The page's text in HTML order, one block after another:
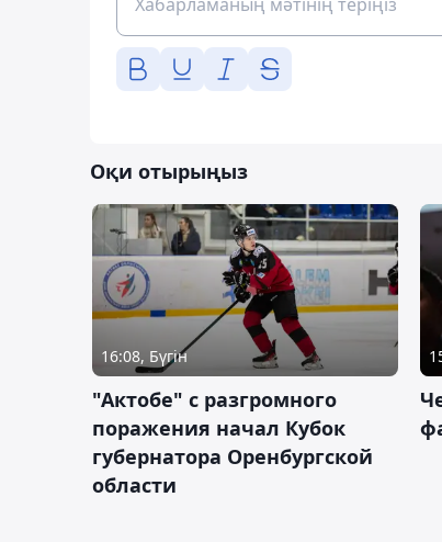
Оқи отырыңыз
16:08, Бүгін
"Актобе" с разгромного
поражения начал Кубок
губернатора Оренбургской
области